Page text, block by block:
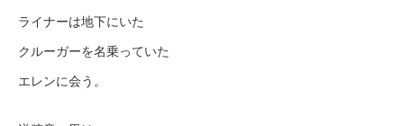
ライナーは地下にいた
クルーガーを名乗っていた
エレンに会う。